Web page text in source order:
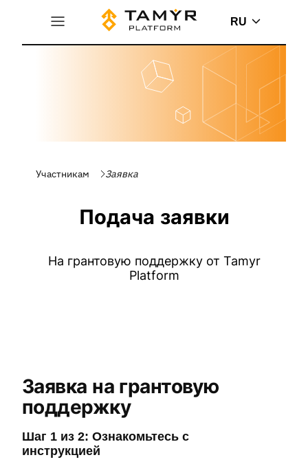
RU
Участникам Заявка
Подача заявки
На грантовую поддержку от Tamyr
Platform
Заявка на грантовую
поддержку
Шаг 1 из 2: Ознакомьтесь с
инструкцией